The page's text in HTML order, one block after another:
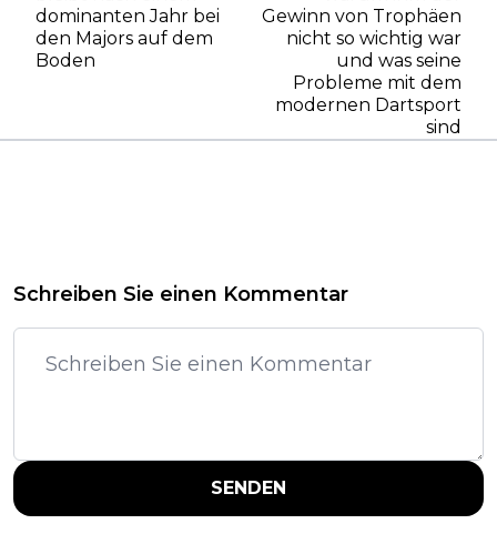
dominanten Jahr bei
den Majors auf dem
Boden
Gewinn von Trophäen
nicht so wichtig war
und was seine
Probleme mit dem
modernen Dartsport
sind
Schreiben Sie einen Kommentar
SENDEN